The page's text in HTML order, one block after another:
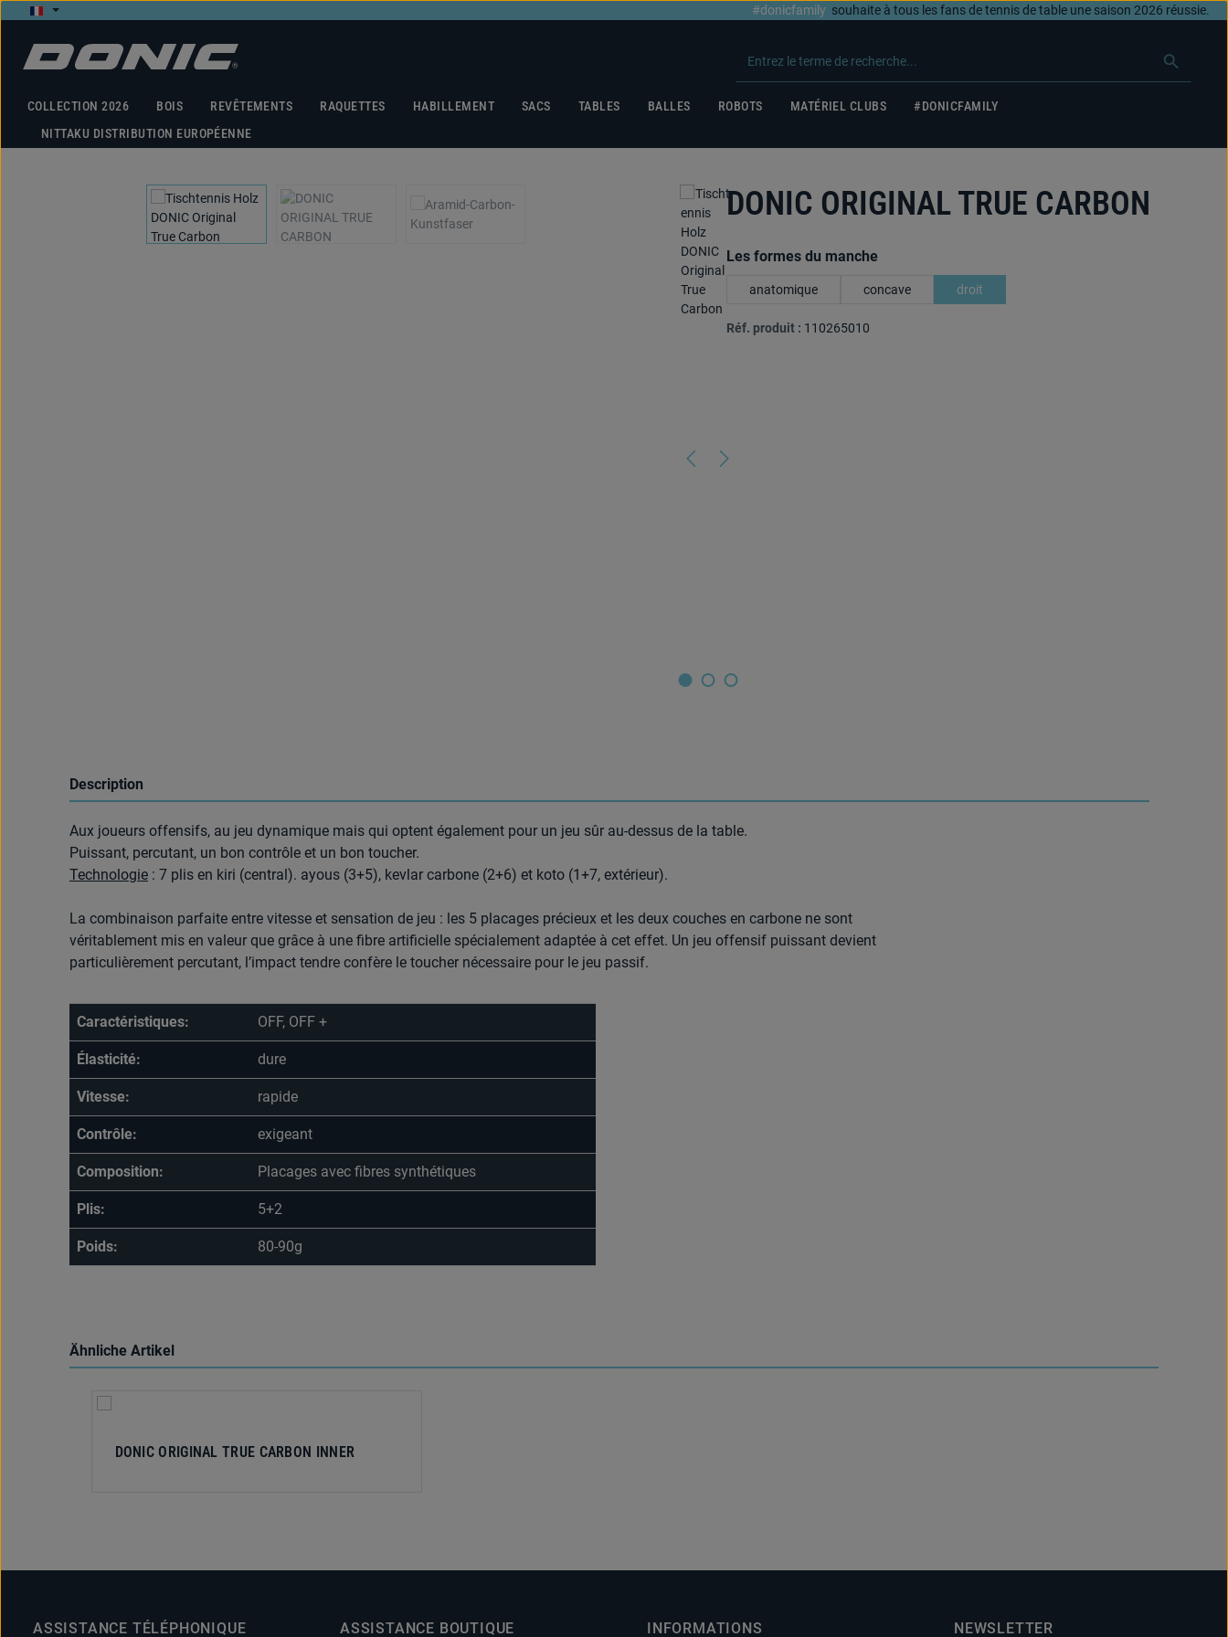
au contenu principal
Passer à la recherche
Passer à la navigation principale
#donicfamily souhaite à tous les fans de tennis de table une saison 2026 réussie.
COLLECTION 2026 BOIS REVÊTEMENTS RAQUETTES HABILLEMENT SACS TABLES BALLES ROBOTS MATÉRIEL CLUBS
#DONICFAMILY
NITTAKU DISTRIBUTION EUROPÉENNE
Ignorer la galerie d'images DONIC ORIGINAL TRUE CARBON
Sélectionnez
Les formes du manche
anatomique concave droit
Réf. produit : 110265010
Description
Aux joueurs offensifs, au jeu dynamique mais qui optent également pour un jeu sûr au-dessus de la table.
Puissant, percutant, un bon contrôle et un bon toucher.
Technologie : 7 plis en kiri (central). ayous (3+5), kevlar carbone (2+6) et koto (1+7, extérieur).
La combinaison parfaite entre vitesse et sensation de jeu : les 5 placages précieux et les deux couches en carbone ne sont
véritablement mis en valeur que grâce à une fibre artificielle spécialement adaptée à cet effet. Un jeu offensif puissant devient
particulièrement percutant, l’impact tendre confère le toucher nécessaire pour le jeu passif.
Caractéristiques: OFF, OFF +
Élasticité: dure
Vitesse: rapide
Contrôle: exigeant
Composition: Placages avec fibres synthétiques
Plis: 5+2
Poids: 80-90g
Ähnliche Artikel
Ignorer la galerie de produits
DONIC ORIGINAL TRUE CARBON INNER
ASSISTANCE TÉLÉPHONIQUE ASSISTANCE BOUTIQUE INFORMATIONS NEWSLETTER